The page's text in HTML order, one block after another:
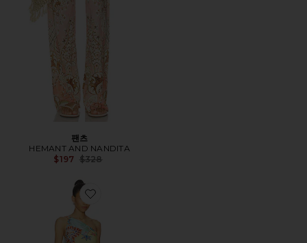
팬츠
HEMANT AND NANDITA
$197 Previous price:
$328
Favorite DRESS 원피스